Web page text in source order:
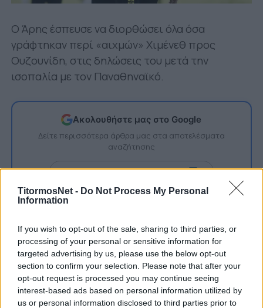
TitormosNet - Do Not Process My Personal
Information
If you wish to opt-out of the sale, sharing to third parties, or
processing of your personal or sensitive information for
targeted advertising by us, please use the below opt-out
section to confirm your selection. Please note that after your
opt-out request is processed you may continue seeing
interest-based ads based on personal information utilized by
us or personal information disclosed to third parties prior to
Ο Άρης έσπευσε να διορθώσει όλα όσα
γράφτηκαν περί «αιχμών» Χιμένεθ προς
Ουζουνίδη, στις δηλώσεις του μετά την
ισοπαλία με τον Παναθηναϊκό.
Ακολουθήστε μας στο Google
Δείτε περισσότερα άρθρα μας στα αποτελέσματα
αναζήτησης
Add TitormosNet.gr on Google
έκαναν με αυτήν την ομάδα το καλοκαίρι» και
με τον θόρυβο που υπήρχε στο γήπεδο, αλλά
και την ένταση ο μεταφραστής άκουσε λάθος
και φάνηκε ότι ο Χιμένεθ έριξε… σπόντα για
τον Ουζουνίδη.